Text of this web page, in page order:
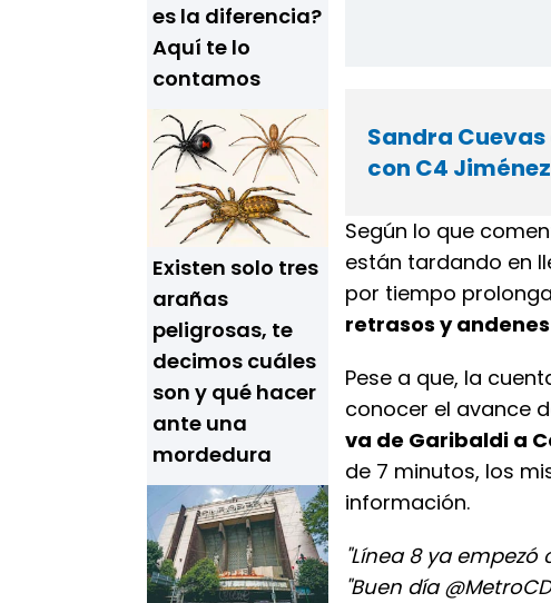
es la diferencia?
Aquí te lo
contamos
Existen solo tres
arañas
peligrosas, te
decimos cuáles
son y qué hacer
ante una
mordedura
Sandra
con C4
Según lo que
están tardando en
por tiempo
retrasos y
Pese a que, la
conocer el avance
va de Garibaldi a
de 7 minutos, los
información.
"Línea 8 ya empezó
"Buen día